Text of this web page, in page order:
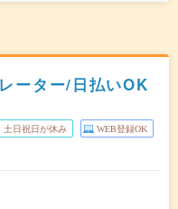
ーター/日払いOK
土日祝日が休み WEB登録OK